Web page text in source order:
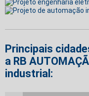
Principais
a RB
industrial: